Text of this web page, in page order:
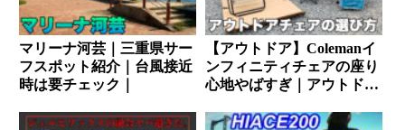
マリーナ河芸｜三重県サー
フスポット紹介｜台風接近
時は要チェック｜
【アウトドア】Colemanイ
ンフィニティチェアの座り
心地やばすぎ｜アウトドア
選び方も解説します｜